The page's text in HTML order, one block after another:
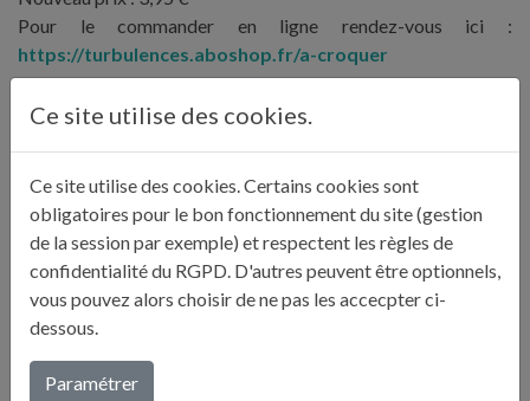
Pour le commander en ligne rendez-vous ici :
https://turbulences.aboshop.fr/a-croquer
DERNIÈRES PUBLICATIONS :
"BILLETS D'HUMEUR"
Ce site utilise des cookies.
Ce site utilise des cookies. Certains cookies sont
obligatoires pour le bon fonctionnement du site (gestion
de la session par exemple) et respectent les règles de
confidentialité du RGPD. D'autres peuvent être optionnels,
vous pouvez alors choisir de ne pas les accecpter ci-
dessous.
Paramétrer